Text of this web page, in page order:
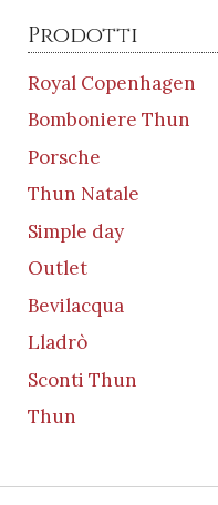
Prodotti
Royal Copenhagen
Bomboniere Thun
Porsche
Thun Natale
Simple day
Outlet
Bevilacqua
Lladrò
Sconti Thun
Thun